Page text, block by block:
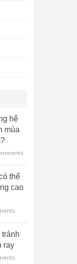
hệ
mùa
thể
cao
ray